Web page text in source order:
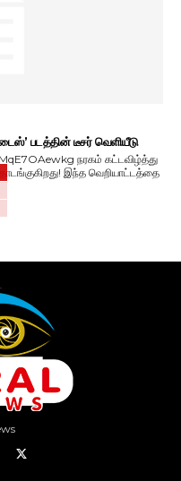
படத்தின் டீசர் வெளியீடு
நரகம் கட்டவிழ்த்து
தொடங்குகிறது! இந்த வெறியாட்டத்தை